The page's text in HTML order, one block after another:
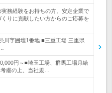
務経験をお持ちの方。安定企業で
りに貢献したい方からのご応募を
川字囲壇1番地 ■三重工場 三重県
円～■埼玉工場、群馬工場月給
慮の上、当社規…